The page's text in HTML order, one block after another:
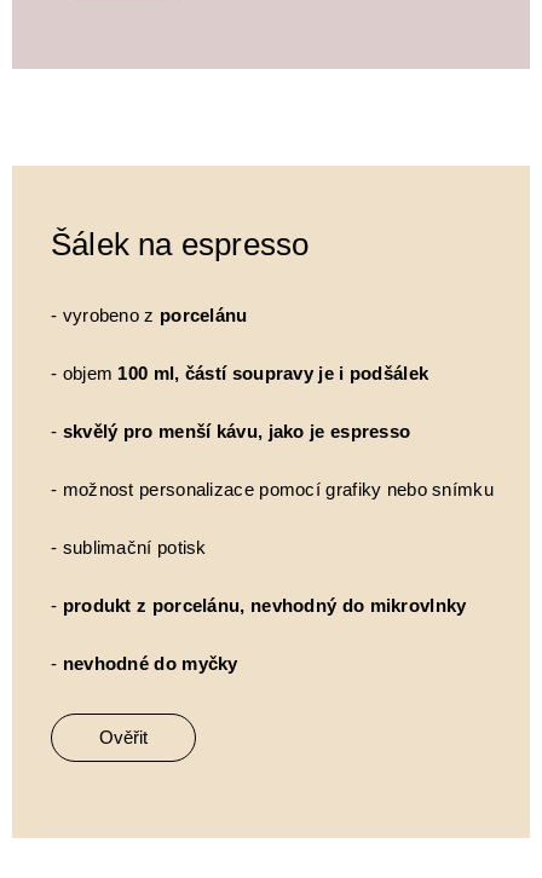
Šálek na espresso
- vyrobeno z porcelánu
- objem 100 ml, částí soupravy je i podšálek
- skvělý pro menší kávu, jako je espresso
- možnost personalizace pomocí grafiky nebo snímku
- sublimační potisk
- produkt z porcelánu, nevhodný do mikrovlnky
- nevhodné do myčky
Ověřit